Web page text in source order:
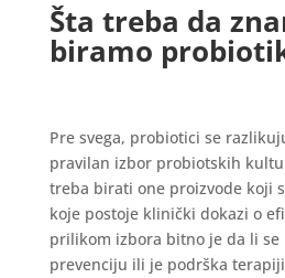
Šta treba da
biramo
Pre svega, probiotici se
pravilan izbor probiotskih
treba birati one proizvode koji
koje postoje klinički dokazi o
prilikom izbora bitno je da li
prevenciju ili je podrška